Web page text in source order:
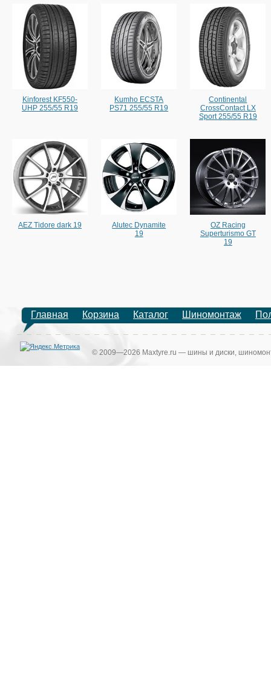
Kinforest KF550-
UHP 255/55 R19
Kumho ECSTA
PS71 255/55 R19
Continental
CrossContact LX
Sport 255/55 R19
AEZ Tidore dark 19
Alutec Dynamite
19
OZ Racing
Superturismo GT
19
Главная Корзина Каталог Шиномонтаж
© 2009—2026 Maxtyre.ru — шины и диски,